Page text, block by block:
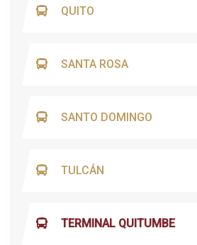
QUITO
SANTA ROSA
SANTO DOMINGO
TULCÁN
TERMINAL QUITUMBE